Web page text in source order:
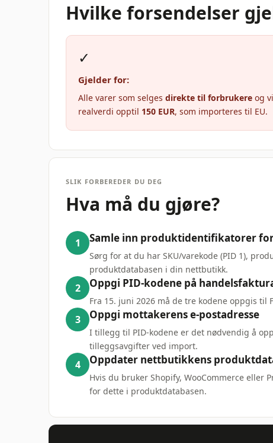
Hvilke forsendelser
✓
Gjelder for:
Alle varer som selges direkte til forbrukere og
realverdi opptil 150 EUR, som importeres til EU.
SLIK FORBEREDER DU DEG
Hva må du gjøre?
1 Samle inn produktidentifikatorer
Sørg for at du har SKU/varekode (PID 1),
produktdatabasen i din nettbutikk.
2 Oppgi PID-kodene på
Fra 15. juni 2026 må de tre kodene oppgis til
3 Oppgi mottakerens e-postadresse
I tillegg til PID-kodene er det nødvendig å
tilleggsavgifter ved import.
4 Oppdater nettbutikkens
Hvis du bruker Shopify, WooCommerce
for dette i produktdatabasen.